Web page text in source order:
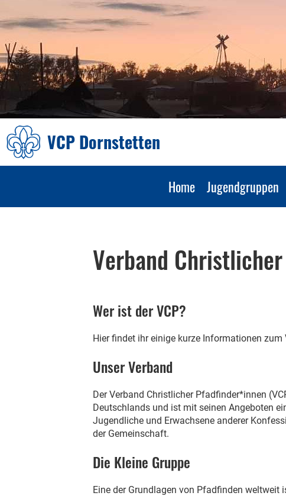
VCP Dornstetten
Home Jugendgruppen
Verband
Wer ist der VCP?
Hier findet ihr einige kurze Informationen
Unser Verband
Der Verband Christlicher Pfadfinder*innen
Deutschlands und ist mit seinen Angeboten
Jugendliche und Erwachsene anderer
der Gemeinschaft.
Die Kleine Gruppe
Eine der Grundlagen von Pfadfinden weltweit